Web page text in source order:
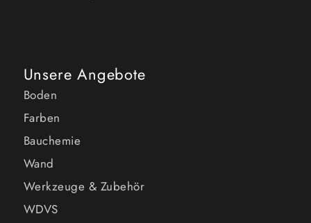
Unsere Angebote
Boden
Farben
Bauchemie
Wand
Werkzeuge & Zubehör
WDVS